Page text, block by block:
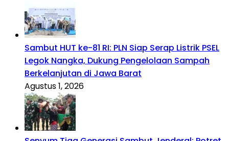
Sambut HUT ke-81 RI: PLN Siap Serap Listrik PSEL
Legok Nangka, Dukung Pengelolaan Sampah
Berkelanjutan di Jawa Barat
Agustus 1, 2026